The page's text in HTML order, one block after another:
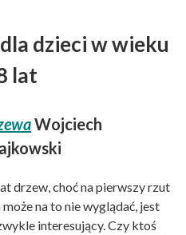
dzieci w wieku
lat
Wojciech
drzew, choć na pierwszy rzut
na to nie wyglądać, jest
interesujący. Czy ktoś